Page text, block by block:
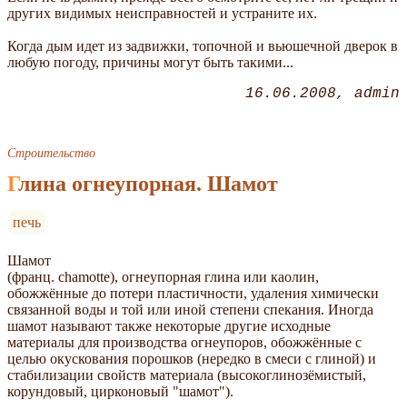
других видимых неисправностей и устраните их.
Когда дым идет из задвижки, топочной и вьюшечной дверок в
любую погоду, причины могут быть такими...
16.06.2008 admin
Строительство
Глина огнеупорная. Шамот
печь
Шамот
(франц. chamotte), огнеупорная глина или каолин,
обожжённые до потери пластичности, удаления химически
связанной воды и той или иной степени спекания. Иногда
шамот называют также некоторые другие исходные
материалы для производства огнеупоров, обожжённые с
целью окускования порошков (нередко в смеси с глиной) и
стабилизации свойств материала (высокоглинозёмистый,
корундовый, цирконовый "шамот").